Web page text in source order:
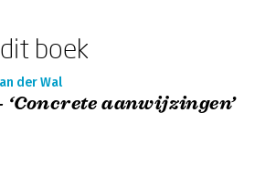
boek
der Wal
aanwijzingen’